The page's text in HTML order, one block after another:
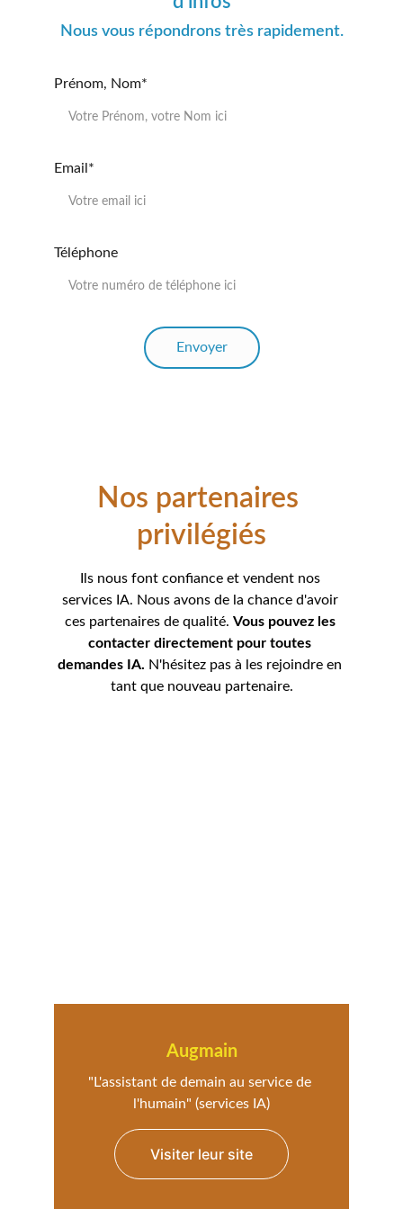
Prénom, Nom*
Email*
Téléphone
Envoyer
Nous vous répondrons très rapidement.
Nos partenaires
privilégiés
Ils nous font confiance et vendent nos
services IA. Nous avons de la chance d'avoir
ces partenaires de qualité. Vous pouvez les
contacter directement pour toutes
demandes IA. N'hésitez pas à les rejoindre en
tant que nouveau partenaire.
Augmain
Visiter leur site
"L'assistant de demain au service de
l'humain" (services IA)